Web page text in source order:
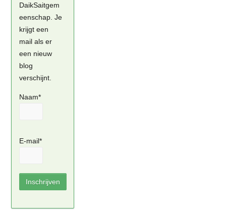
DaikSaitgem
eenschap. Je
krijgt een
mail als er
een nieuw
blog
verschijnt.
Naam*
E-mail*